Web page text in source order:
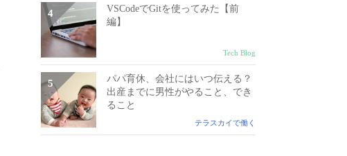
VSCodeでGitを使ってみた【前
編】
Tech Blog
パパ育休、会社にはいつ伝える？
出産までに男性がやること、でき
ること
テラスカイで働く